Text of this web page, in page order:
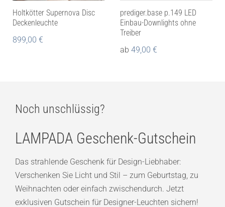
Holtkötter Supernova Disc
Deckenleuchte
899,00 €
prediger.base p.149 LED
Einbau-Downlights ohne
Treiber
ab 49,00 €
Noch unschlüssig?
LAMPADA Geschenk-Gutschein
Das strahlende Geschenk für Design-Liebhaber:
Verschenken Sie Licht und Stil – zum Geburtstag, zu
Weihnachten oder einfach zwischendurch. Jetzt
exklusiven Gutschein für Designer-Leuchten sichern!